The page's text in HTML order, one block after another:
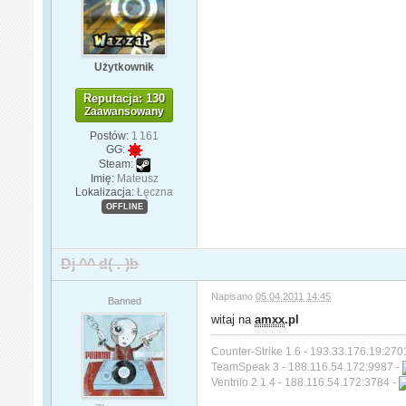
Użytkownik
Reputacja: 130
Zaawansowany
Postów: 1 161
GG:
Steam:
Imię: Mateusz
Lokalizacja: Łęczna
OFFLINE
Dj ^^ d(-.-)b
Banned Napisano05.04.2011 14:45
witaj na amxx.pl
Counter-Strike 1.6 -
TeamSpeak 3 - 188.116.54.172:9987 -
Ventrilo 2.1.4 - 188.116.54.172:3784 -